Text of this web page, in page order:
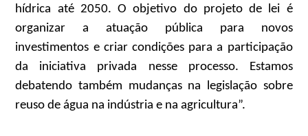
hídrica até 2050. O objetivo do projeto de lei é
organizar a atuação pública para novos
investimentos e criar condições para a participação
da iniciativa privada nesse processo. Estamos
debatendo também mudanças na legislação sobre
reuso de água na indústria e na agricultura”.